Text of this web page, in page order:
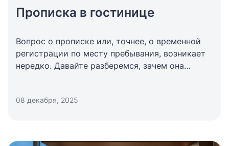
Прописка в гостинице
Вопрос о прописке или, точнее, о временной
регистрации по месту пребывания, возникает
нередко. Давайте разберемся, зачем она
дела с временной регистрацией для
08 декабря, 2025